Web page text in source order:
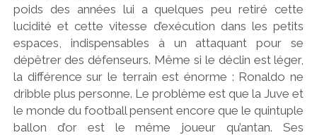
poids des années lui a quelques peu retiré cette
lucidité et cette vitesse d’exécution dans les petits
espaces, indispensables à un attaquant pour se
dépêtrer des défenseurs. Même si le déclin est léger,
la différence sur le terrain est énorme : Ronaldo ne
dribble plus personne. Le problème est que la Juve et
le monde du football pensent encore que le quintuple
ballon d’or est le même joueur qu’antan. Ses